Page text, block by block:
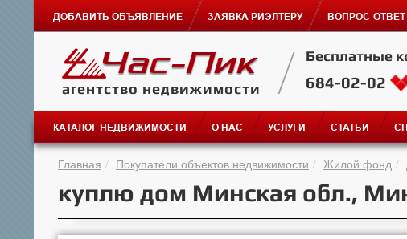
ДОБАВИТЬ ОБЪЯВЛЕНИЕ ЗАЯВКА РИЭЛТЕРУ ВОПРОС-ОТВЕТ
агентство недвижимости
Бесплатные
684-02-02
КАТАЛОГ НЕДВИЖИМОСТИ О НАС УСЛУГИ СТАТЬИ
Главная Покупатели объектов недвижимости Жилой фонд
куплю дом Минская обл.,